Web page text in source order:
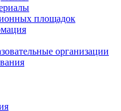
площадок
организации